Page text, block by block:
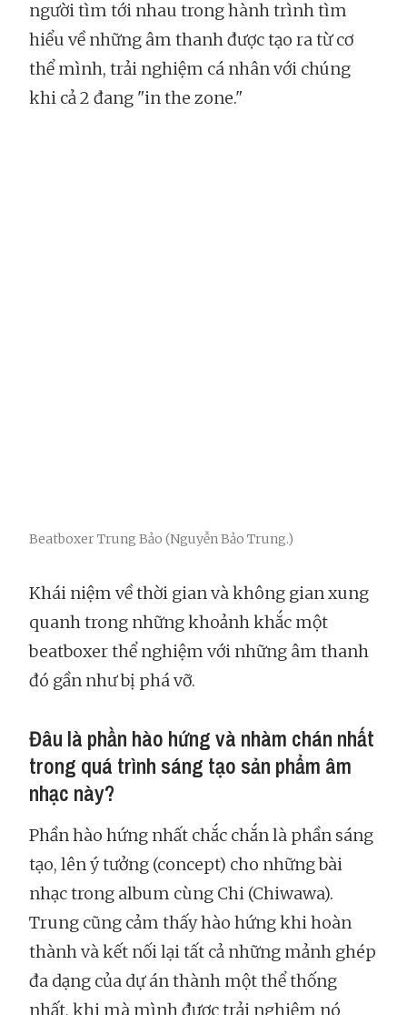
người tìm tới nhau trong hành trình tìm
hiểu về những âm thanh được tạo ra từ cơ
thể mình, trải nghiệm cá nhân với chúng
khi cả 2 đang "in the zone."
Beatboxer Trung Bảo (Nguyễn Bảo Trung.)
Khái niệm về thời gian và không gian xung
quanh trong những khoảnh khắc một
beatboxer thể nghiệm với những âm thanh
đó gần như bị phá vỡ.
Đâu là phần hào hứng và nhàm chán nhất
trong quá trình sáng tạo sản phẩm âm
nhạc này?
Phần hào hứng nhất chắc chắn là phần sáng
tạo, lên ý tưởng (concept) cho những bài
nhạc trong album cùng Chi (Chiwawa).
Trung cũng cảm thấy hào hứng khi hoàn
thành và kết nối lại tất cả những mảnh ghép
đa dạng của dự án thành một thể thống
nhất, khi mà mình được trải nghiệm nó